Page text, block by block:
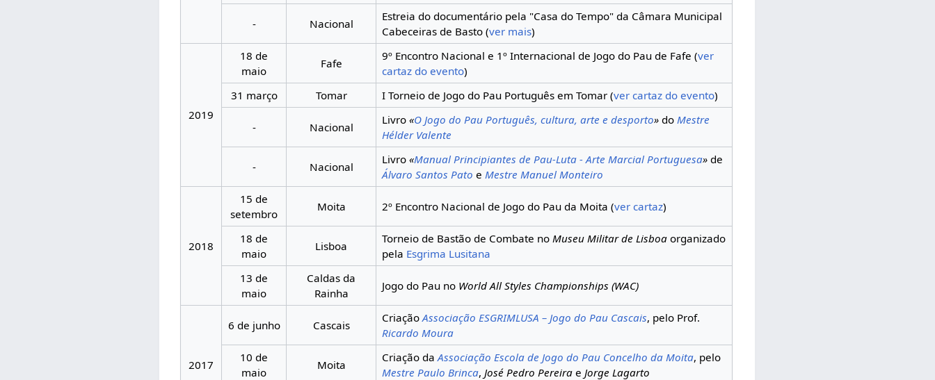
- Nacional
Estreia do documentário pela "Casa do Tempo" da Câmara Municipal
Cabeceiras de Basto (ver mais)
2019
18 de
maio
Fafe
9º Encontro Nacional e 1º Internacional de Jogo do Pau de Fafe (ver
cartaz do evento)
31 março
Tomar I Torneio de Jogo do Pau Português em Tomar (ver cartaz do evento)
- Nacional
Livro «O Jogo do Pau Português, cultura, arte e desporto»do Mestre
Hélder Valente
- Nacional
Livro «Manual Principiantes de Pau-Luta - Arte Marcial Portuguesa»de
Álvaro Santos Pato e Mestre Manuel Monteiro
2018
15 de
setembro
Moita 2º Encontro Nacional de Jogo do Pau da Moita (ver cartaz)
18 de
maio
Lisboa
Torneio de Bastão de Combate no Museu Militar de Lisboaorganizado
pela Esgrima Lusitana
13 de
maio
Caldas da
Rainha
Jogo do Pau no World All Styles Championships (WAC)
2017
6 de junho Cascais
Criação Associação ESGRIMLUSA – Jogo do Pau Cascais, pelo Prof.
Ricardo Moura
10 de
maio
Moita
Criação da Associação Escola de Jogo do Pau Concelho da Moita, pelo
Mestre Paulo Brinca, José Pedro Pereirae Jorge Lagarto